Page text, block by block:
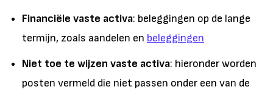
Financiële vaste activa: beleggingen op de lange
termijn, zoals aandelen en beleggingen
Niet toe te wijzen vaste activa: hieronder worden
posten vermeld die niet passen onder een van de